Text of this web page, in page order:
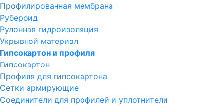
Профилированная мембрана
Рубероид
Рулонная гидроизоляция
Укрывной материал
Гипсокартон и профиля
Гипсокартон
Профиля для гипсокартона
Сетки армирующие
Соединители для профилей и уплотнители